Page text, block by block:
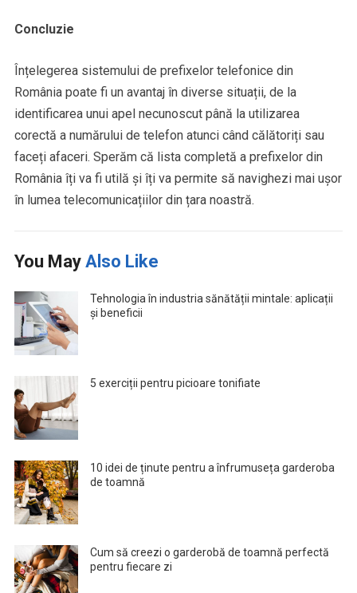
Concluzie
Înțelegerea sistemului de prefixelor telefonice din
România poate fi un avantaj în diverse situații, de la
identificarea unui apel necunoscut până la utilizarea
corectă a numărului de telefon atunci când călătoriți sau
faceți afaceri. Sperăm că lista completă a prefixelor din
România îți va fi utilă și îți va permite să navighezi mai ușor
în lumea telecomunicațiilor din țara noastră.
You May Also Like
Tehnologia în industria sănătății mintale: aplicații
și beneficii
5 exerciții pentru picioare tonifiate
10 idei de ținute pentru a înfrumuseța garderoba
de toamnă
Cum să creezi o garderobă de toamnă perfectă
pentru fiecare zi